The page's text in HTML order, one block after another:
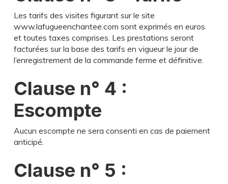
Les tarifs des visites figurant sur le site
www.lafugueenchantee.com sont exprimés en euros
et toutes taxes comprises. Les prestations seront
facturées sur la base des tarifs en vigueur le jour de
l’enregistrement de la commande ferme et définitive.
Clause n° 4 :
Escompte
Aucun escompte ne sera consenti en cas de paiement
anticipé.
Clause n° 5 :